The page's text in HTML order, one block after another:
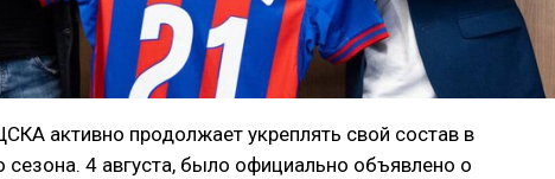
активно продолжает укреплять свой состав в
сезона. 4 августа, было официально объявлено о